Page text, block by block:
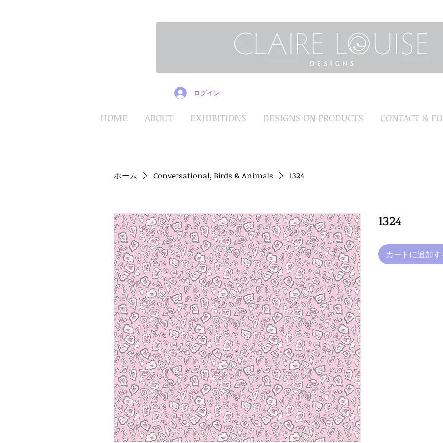
ログイン
HOME ABOUT EXHIBITIONS DESIGNS ON PRODUCTS CONTACT &
ホーム Conversational, Birds & Animals 1324
1324
カートに追加